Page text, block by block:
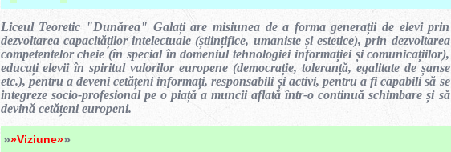
Liceul Teoretic "Dunărea" Galați are misiunea de a forma generații de elevi prin
dezvoltarea capacităților intelectuale (științifice, umaniste și estetice), prin dezvoltarea
competentelor cheie (în special în domeniul tehnologiei informației și comunicațiilor),
educați elevii în spiritul valorilor europene (democrație, toleranță, egalitate de șanse
etc.), pentru a deveni cetățeni informați, responsabili și activi, pentru a fi capabili să se
integreze socio-profesional pe o piață a muncii aflată într-o continuă schimbare și să
devină cetățeni europeni.
»»Viziune»»